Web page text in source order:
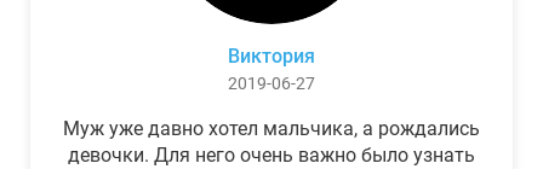
Виктория
2019-06-27
Муж уже давно хотел мальчика, а рождались
девочки. Для него очень важно было узнать